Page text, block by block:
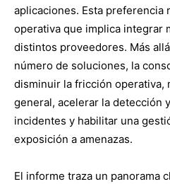
aplicaciones. Esta preferencia
operativa que implica integrar
distintos proveedores. Más
número de soluciones, la
disminuir la fricción operativa,
general, acelerar la detección
incidentes y habilitar una
exposición a amenazas.
El informe traza un panorama